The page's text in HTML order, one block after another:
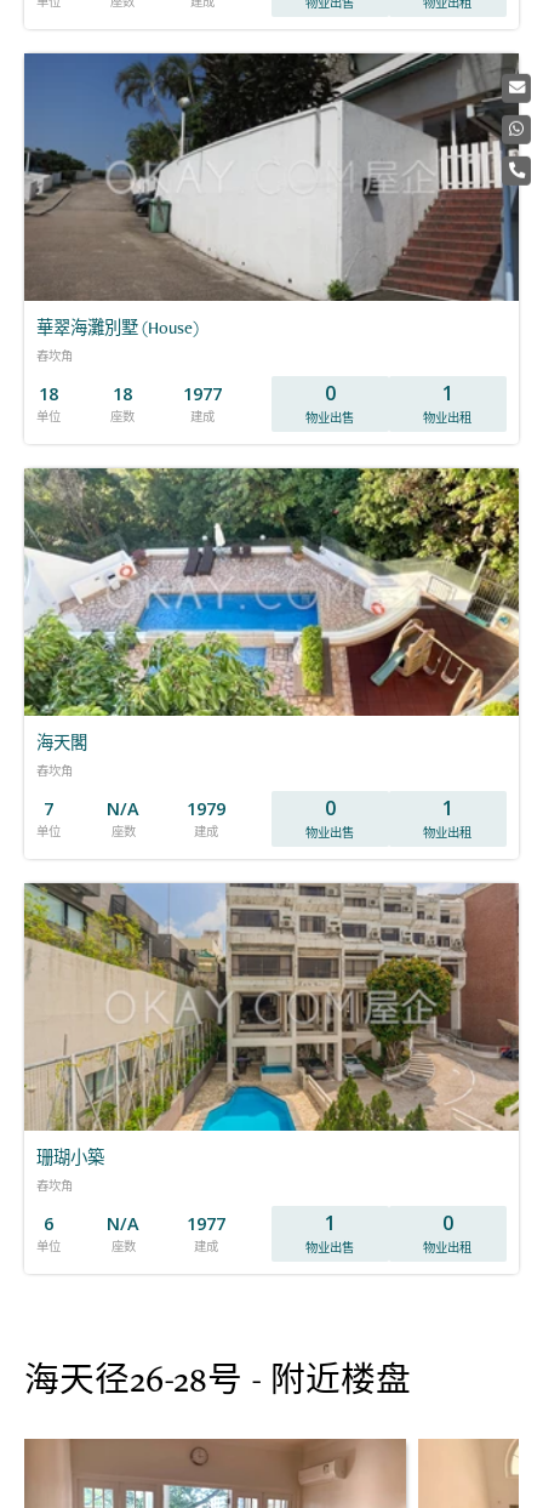
華翠海灘別墅 (House)
舂坎角
18
单位
18
座数
1977
建成
0
物业出售
1
物业出租
海天閣
舂坎角
7
单位
N/A
座数
1979
建成
0
物业出售
1
物业出租
珊瑚小築
舂坎角
6
单位
N/A
座数
1977
建成
1
物业出售
0
物业出租
海天径26-28号 - 附近楼盘